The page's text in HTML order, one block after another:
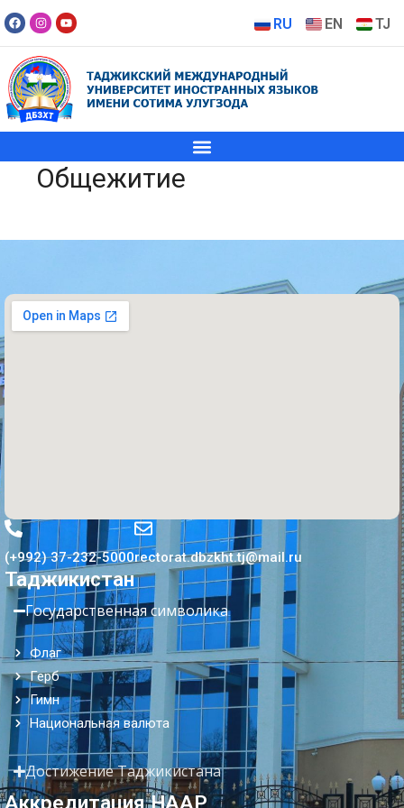
RU EN TJ
Общежитие
(+992) 37-232-5000rectorat.dbzkht.tj@mail.ru
Таджикистан
Государственная символика
Флаг
Герб
Гимн
Национальная валюта
Достижение Таджикистана
Аккредитация НААР